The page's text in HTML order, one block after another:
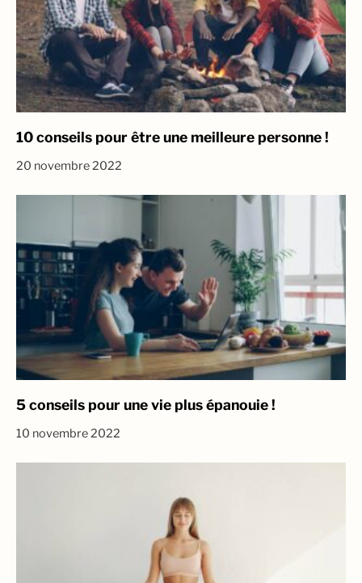
10 conseils pour être une meilleure personne !
20 novembre 2022
5 conseils pour une vie plus épanouie !
10 novembre 2022